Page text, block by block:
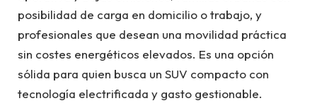
posibilidad de carga en domicilio o trabajo, y
profesionales que desean una movilidad práctica
sin costes energéticos elevados. Es una opción
sólida para quien busca un SUV compacto con
tecnología electrificada y gasto gestionable.